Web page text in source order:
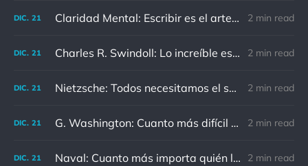
DIC. 21 Claridad Mental: Escribir es el arte de calmar y despejar la mente. 2 min read
DIC. 21 Charles R. Swindoll: Lo increíble es que cada día podemos elegir la actitud que adoptaremos. 2 min read
DIC. 21 Nietzsche: Todos necesitamos el sentido de culpa, pero nadie necesita sentirse culpable. 2 min read
DIC. 21 G. Washington: Cuanto más difícil es el conflicto, mayor es el triunfo. 2 min read
DIC. 21 Naval: Cuanto más importa quién lo ha dicho, menos importa en realidad 2 min read